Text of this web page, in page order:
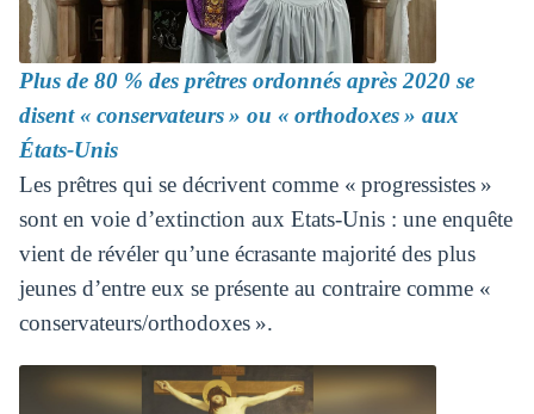
Plus de 80 % des prêtres ordonnés après 2020 se
disent « conservateurs » ou « orthodoxes » aux
États-Unis
Les prêtres qui se décrivent comme « progressistes »
sont en voie d’extinction aux Etats-Unis : une enquête
vient de révéler qu’une écrasante majorité des plus
jeunes d’entre eux se présente au contraire comme «
conservateurs/orthodoxes ».